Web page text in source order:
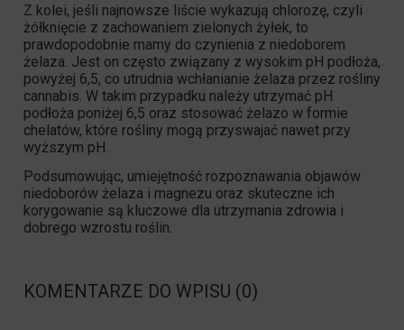
Z kolei, jeśli najnowsze liście wykazują chlorozę, czyli
żółknięcie z zachowaniem zielonych żyłek, to
prawdopodobnie mamy do czynienia z niedoborem
żelaza. Jest on często związany z wysokim pH podłoża,
powyżej 6,5, co utrudnia wchłanianie żelaza przez rośliny
cannabis. W takim przypadku należy utrzymać pH
podłoża poniżej 6,5 oraz stosować żelazo w formie
chelatów, które rośliny mogą przyswajać nawet przy
wyższym pH.
Podsumowując, umiejętność rozpoznawania objawów
niedoborów żelaza i magnezu oraz skuteczne ich
korygowanie są kluczowe dla utrzymania zdrowia i
dobrego wzrostu roślin.
KOMENTARZE DO WPISU (0)